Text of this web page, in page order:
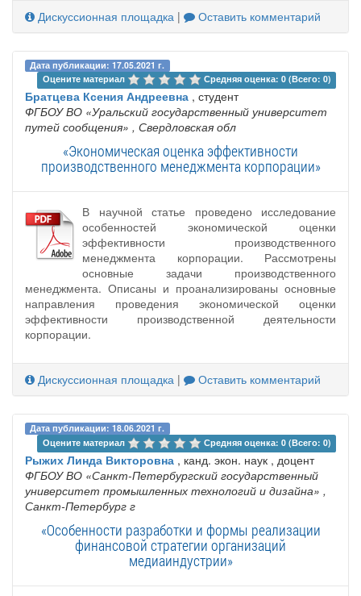
Дискуссионная площадка | Оставить комментарий
Дата публикации: 17.05.2021 г.
Оцените материал
Средняя оценка: 0 (Всего: 0)
Братцева Ксения Андреевна , студент
ФГБОУ ВО «Уральский государственный университет
путей сообщения» , Свердловская обл
«Экономическая оценка эффективности
производственного менеджмента корпорации»
В научной статье проведено исследование
особенностей экономической оценки
эффективности производственного
менеджмента корпорации. Рассмотрены
основные задачи производственного
менеджмента. Описаны и проанализированы основные
направления проведения экономической оценки
эффективности производственной деятельности
корпорации.
Дискуссионная площадка | Оставить комментарий
Дата публикации: 18.06.2021 г.
Оцените материал
Средняя оценка: 0 (Всего: 0)
Рыжих Линда Викторовна , канд. экон. наук , доцент
ФГБОУ ВО «Санкт-Петербургский государственный
университет промышленных технологий и дизайна» ,
Санкт-Петербург г
«Особенности разработки и формы реализации
финансовой стратегии организаций
медиаиндустрии»